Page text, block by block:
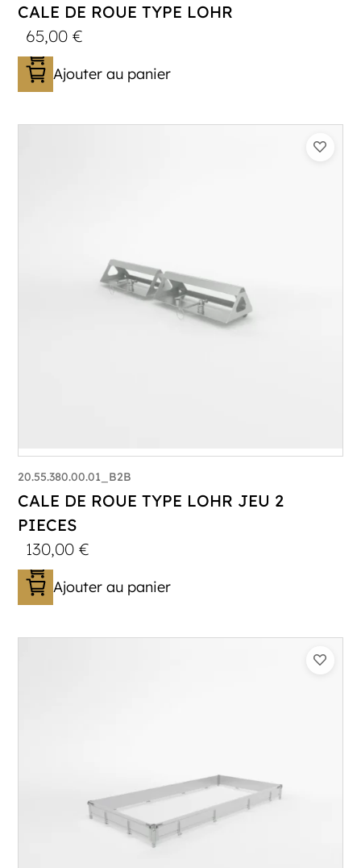
CALE DE ROUE TYPE LOHR
65,00€
Ajouter au panier
20.55.380.00.01_B2B
CALE DE ROUE TYPE LOHR JEU 2
PIECES
130,00€
Ajouter au panier